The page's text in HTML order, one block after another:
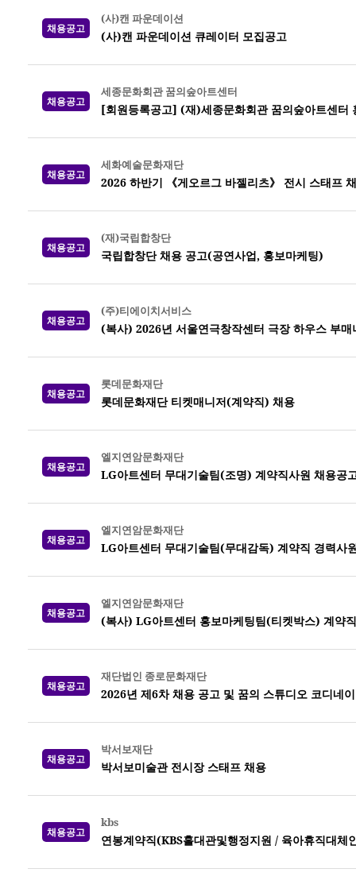
채용공고
(사)캔 파운데이션
(사)캔 파운데이션 큐레이터 모집공고
채용공고
세종문화회관 꿈의숲아트센터
[회원등록공고] (재)세종문화회관 꿈의숲아트센터
채용공고
세화예술문화재단
2026 하반기 《게오르그 바젤리츠》 전시 스태프
채용공고
(재)국립합창단
국립합창단 채용 공고(공연사업, 홍보마케팅)
채용공고
(주)티에이치서비스
(복사) 2026년 서울연극창작센터 극장 하우스 부
채용공고
롯데문화재단
롯데문화재단 티켓매니저(계약직) 채용
채용공고
엘지연암문화재단
LG아트센터 무대기술팀(조명) 계약직사원 채용공
채용공고
엘지연암문화재단
LG아트센터 무대기술팀(무대감독) 계약직 경력사
채용공고
엘지연암문화재단
(복사) LG아트센터 홍보마케팅팀(티켓박스) 계약
채용공고
재단법인 종로문화재단
2026년 제6차 채용 공고 및 꿈의 스튜디오 코디네
채용공고
박서보재단
박서보미술관 전시장 스태프 채용
채용공고
kbs
연봉계약직(KBS홀대관및행정지원 / 육아휴직대